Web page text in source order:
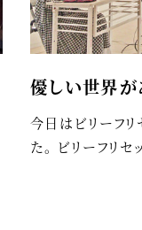
優しい世界が
今日はビリーフリ
た。 ビリーフリ